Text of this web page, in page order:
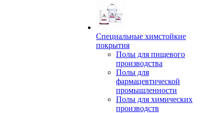
Специальные химстойкие
покрытия
Полы для пищевого
производства
Полы для
фармацевтической
промышленности
Полы для химических
производств